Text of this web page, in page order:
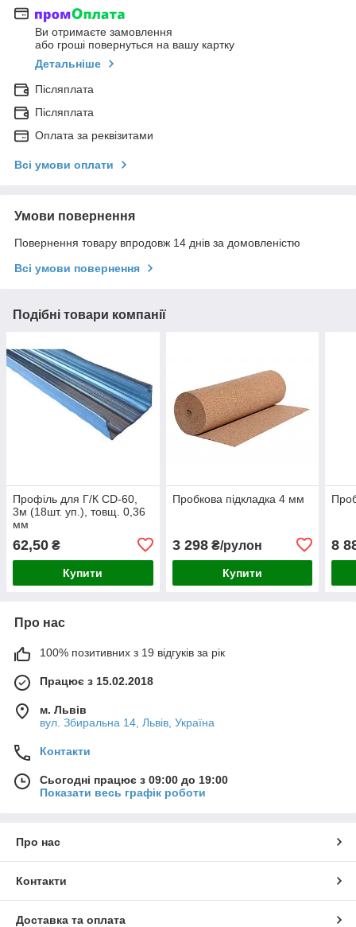
Ви отримаєте замовлення
або гроші повернуться на вашу картку
Детальніше
Післяплата
Післяплата
Оплата за реквізитами
Всі умови оплати
Умови повернення
Повернення товару впродовж 14 днів за домовленістю
Всі умови повернення
Подібні товари компанії
Профіль для Г/К CD-60,
3м (18шт. уп.), товщ. 0,36
мм
62,50 ₴
Купити
Пробкова підкладка 4 мм
3 298₴/рулон
Купити
8
Про нас
100% позитивних з 19 відгуків за рік
Працює з 15.02.2018
м. Львів
вул. Збиральна 14, Львів, Україна
Контакти
Сьогодні працює з 09:00 до 19:00
Показати весь графік роботи
Про нас
Контакти
Доставка та оплата